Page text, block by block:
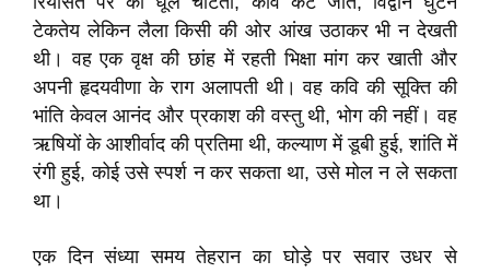
टेकतेय लेकिन लैला किसी की ओर आंख उठाकर भी न देखती
थी। वह एक वृक्ष की छांह में रहती भिक्षा मांग कर खाती और
अपनी हृदयवीणा के राग अलापती थी। वह कवि की सूक्ति की
भांति केवल आनंद और प्रकाश की वस्तु थी, भोग की नहीं। वह
ऋषियों के आशीर्वाद की प्रतिमा थी, कल्याण में डूबी हुई, शांति में
रंगी हुई, कोई उसे स्पर्श न कर सकता था, उसे मोल न ले सकता
था।
एक दिन संध्या समय तेहरान का घोड़े पर सवार उधर से